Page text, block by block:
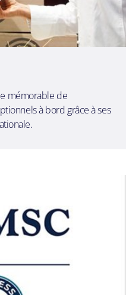
mémorable de
à bord grâce à ses